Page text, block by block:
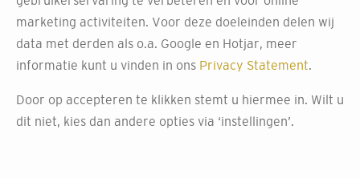
duurzame materialen zoals sisal, kurk of grasweefsels,
waardoor je muren een unieke textuur krijgen.
marketing activiteiten. Voor deze doeleinden delen wij
data met derden als o.a. Google en Hotjar, meer
informatie kunt u vinden in ons Privacy Statement
Door op accepteren te klikken stemt u hiermee in. Wilt u
dit niet, kies dan andere opties via ‘instellingen’.